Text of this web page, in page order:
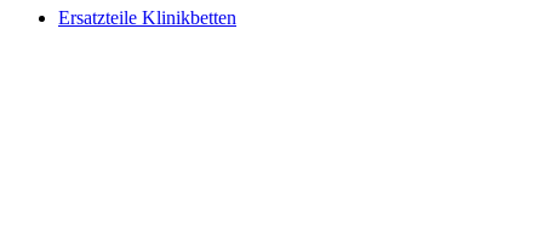
Ersatzteile Klinikbetten